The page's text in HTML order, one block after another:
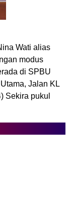
Wati alias
modus
di SPBU
Jalan KL
Sekira pukul